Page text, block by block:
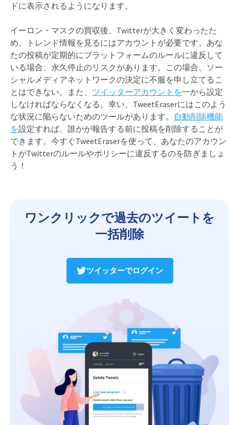
ドに表示されるようになります。
イーロン・マスクの買収後、Twitterが大きく変わったた
め、トレンド情報を見るにはアカウントが必要です。あな
たの投稿が定期的にプラットフォームのルールに違反して
いる場合、永久停止のリスクがあります。この場合、ソー
シャルメディアネットワークの決定に不服を申し立てるこ
とはできない。また、 ツイッターアカウントを一から設定
しなければならなくなる。幸い、TweetEraserにはこのよう
な状況に陥らないためのツールがあります。 自動削除機能
を設定すれば、誰かが報告する前に投稿を削除することが
できます。今すぐTweetEraserを使って、あなたのアカウン
トがTwitterのルールやポリシーに違反するのを防ぎましょ
う！
ワンクリックで過去のツイートを
一括削除
ツイッターでログイン